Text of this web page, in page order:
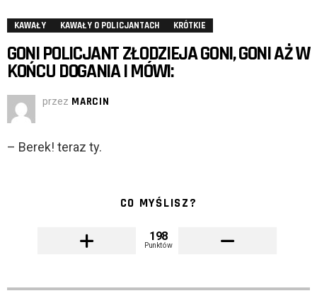
KAWAŁY KAWAŁY O POLICJANTACH KRÓTKIE
GONI POLICJANT ZŁODZIEJA GONI, GONI AŻ W
KOŃCU DOGANIA I MÓWI:
przez MARCIN
– Berek! teraz ty.
CO MYŚLISZ?
198
Punktów